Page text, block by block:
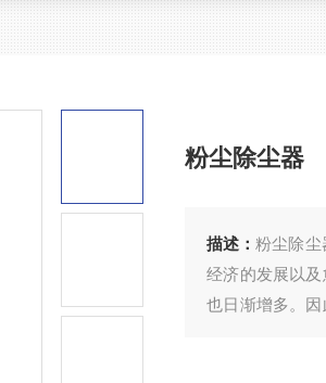
粉尘除尘器
描述：粉尘除尘
经济的发展以
也日渐增多。